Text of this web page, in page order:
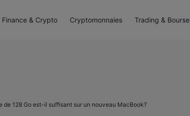
de 128 Go est-il suffisant sur un nouveau MacBook?
Finance & Crypto Cryptomonnaies Trading & Bourse